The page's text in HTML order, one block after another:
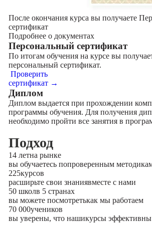
После окончания курса вы получаете
сертификат
Подробнее о документах
Персональный сертификат
По итогам обучения на курсе вы
персональный сертификат.
Проверить
сертификат →
Диплом
Диплом выдается при прохождении
программы обучения. Для получения
необходимо пройти все занятия в
Подход
14 летна рынке
вы обучаетесь попроверенным
225курсов
расширьте свои знаниявместе с нами
50 школв 5 странах
вы можете посмотретькак мы работаем
70 000учеников
вы уверены, что нашикурсы эффективны